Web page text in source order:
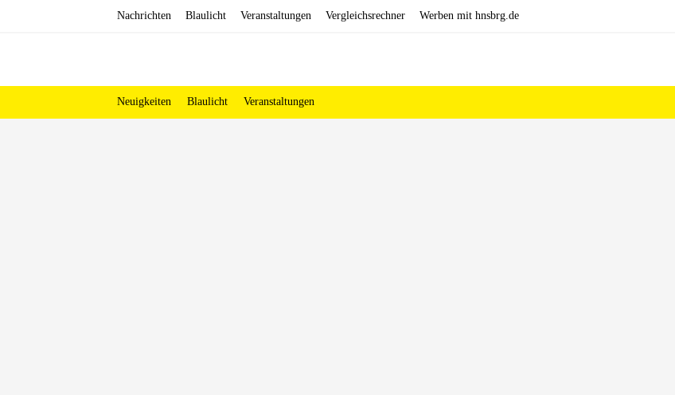
Nachrichten Blaulicht Veranstaltungen Vergleichsrechner Werben mit hnsbrg.de
Neuigkeiten Blaulicht Veranstaltungen